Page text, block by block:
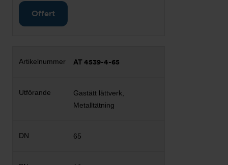
Offert
AT 4539-4-65
Gastätt lättverk,
Metalltätning
65